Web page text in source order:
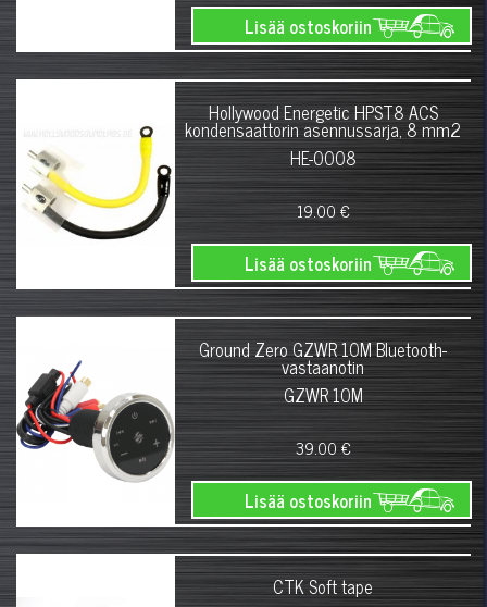
Lisää ostoskoriin
Hollywood Energetic HPST8 ACS
kondensaattorin asennussarja, 8 mm2
HE-0008
19.00 €
Lisää ostoskoriin
Ground Zero GZWR 10M Bluetooth-
vastaanotin
GZWR 10M
39.00 €
Lisää ostoskoriin
CTK Soft tape